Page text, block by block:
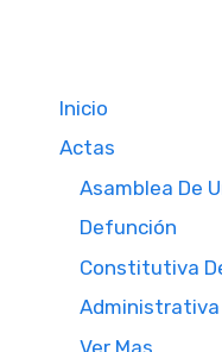
Inicio
Actas
Asamblea De
Defunción
Constitutiva
Administrativa
Ver Mas